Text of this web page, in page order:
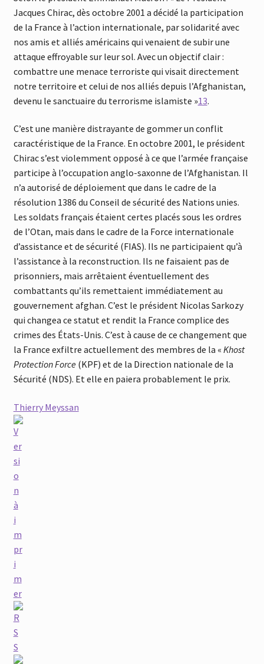
Jacques Chirac, dès octobre 2001 a décidé la participation
de la France à l’action internationale, par solidarité avec
nos amis et alliés américains qui venaient de subir une
attaque effroyable sur leur sol. Avec un objectif clair :
combattre une menace terroriste qui visait directement
notre territoire et celui de nos alliés depuis l’Afghanistan,
devenu le sanctuaire du terrorisme islamiste »13.
C’est une manière distrayante de gommer un conflit
caractéristique de la France. En octobre 2001, le président
Chirac s’est violemment opposé à ce que l’armée française
participe à l’occupation anglo-saxonne de l’Afghanistan. Il
n’a autorisé de déploiement que dans le cadre de la
résolution 1386 du Conseil de sécurité des Nations unies.
Les soldats français étaient certes placés sous les ordres
de l’Otan, mais dans le cadre de la Force internationale
d’assistance et de sécurité (FIAS). Ils ne participaient qu’à
l’assistance à la reconstruction. Ils ne faisaient pas de
prisonniers, mais arrêtaient éventuellement des
combattants qu’ils remettaient immédiatement au
gouvernement afghan. C’est le président Nicolas Sarkozy
qui changea ce statut et rendit la France complice des
crimes des États-Unis. C’est à cause de ce changement que
la France exfiltre actuellement des membres de la « Khost
Protection Force(KPF) et de la Direction nationale de la
Sécurité (NDS). Et elle en paiera probablement le prix.
Thierry Meyssan